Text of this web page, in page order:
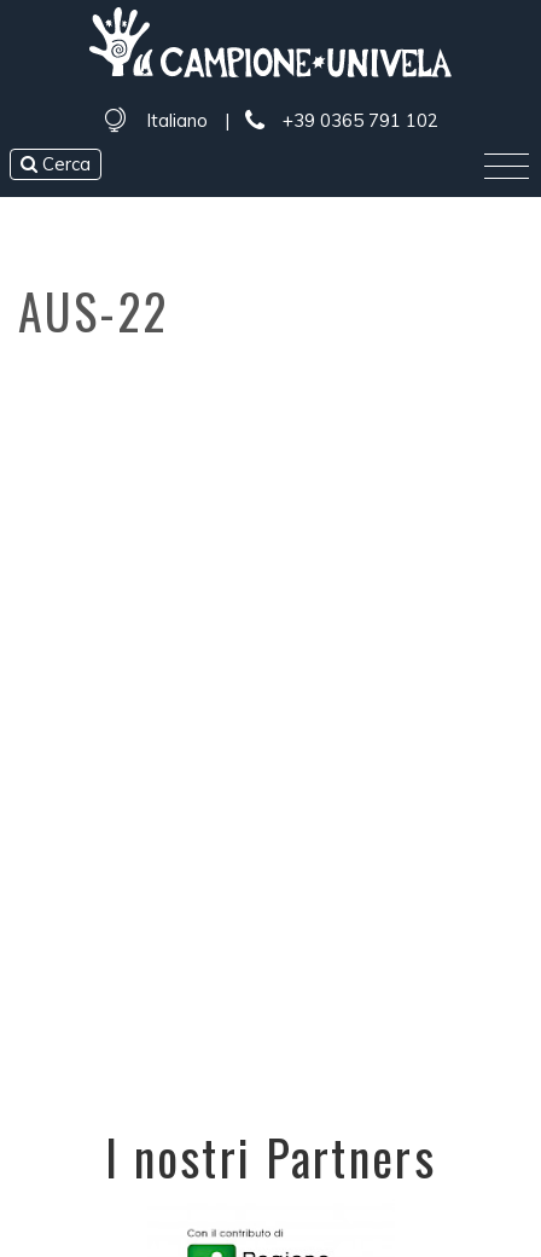
Italiano |
+39 0365 791 102
Cerca
AUS-22
I nostri Partners